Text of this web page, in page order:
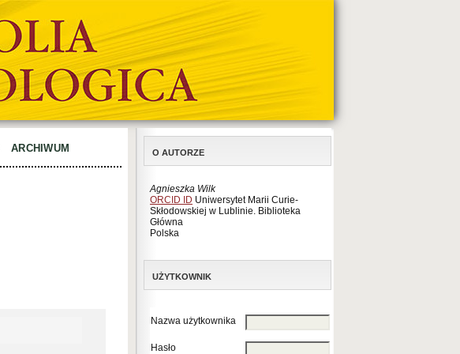
O AUTORZE
Agnieszka Wilk
ORCID ID Uniwersytet Marii Curie-
Skłodowskiej w Lublinie. Biblioteka
Główna
Polska
UŻYTKOWNIK
Nazwa użytkownika
Hasło
ARCHIWUM